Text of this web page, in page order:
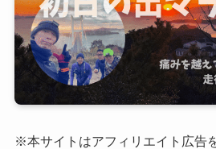
※本サイトはアフィリエイト広告